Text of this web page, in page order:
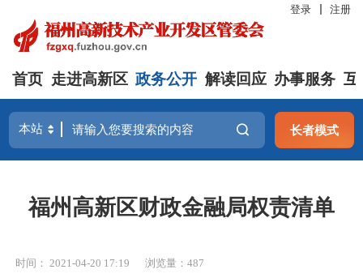
登录 注册
首页 走进高新区 政务公开 解读回应 办事服务 互
长者模式
福州高新区财政金融局权责清单
时间： 2021-04-20 17:19 浏览量：487